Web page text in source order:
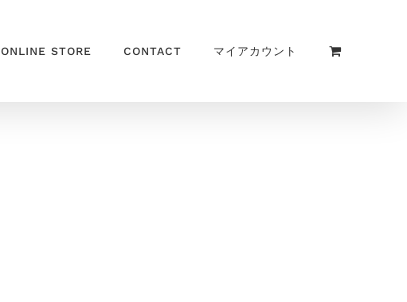
ONLINE STORE CONTACT マイアカウント